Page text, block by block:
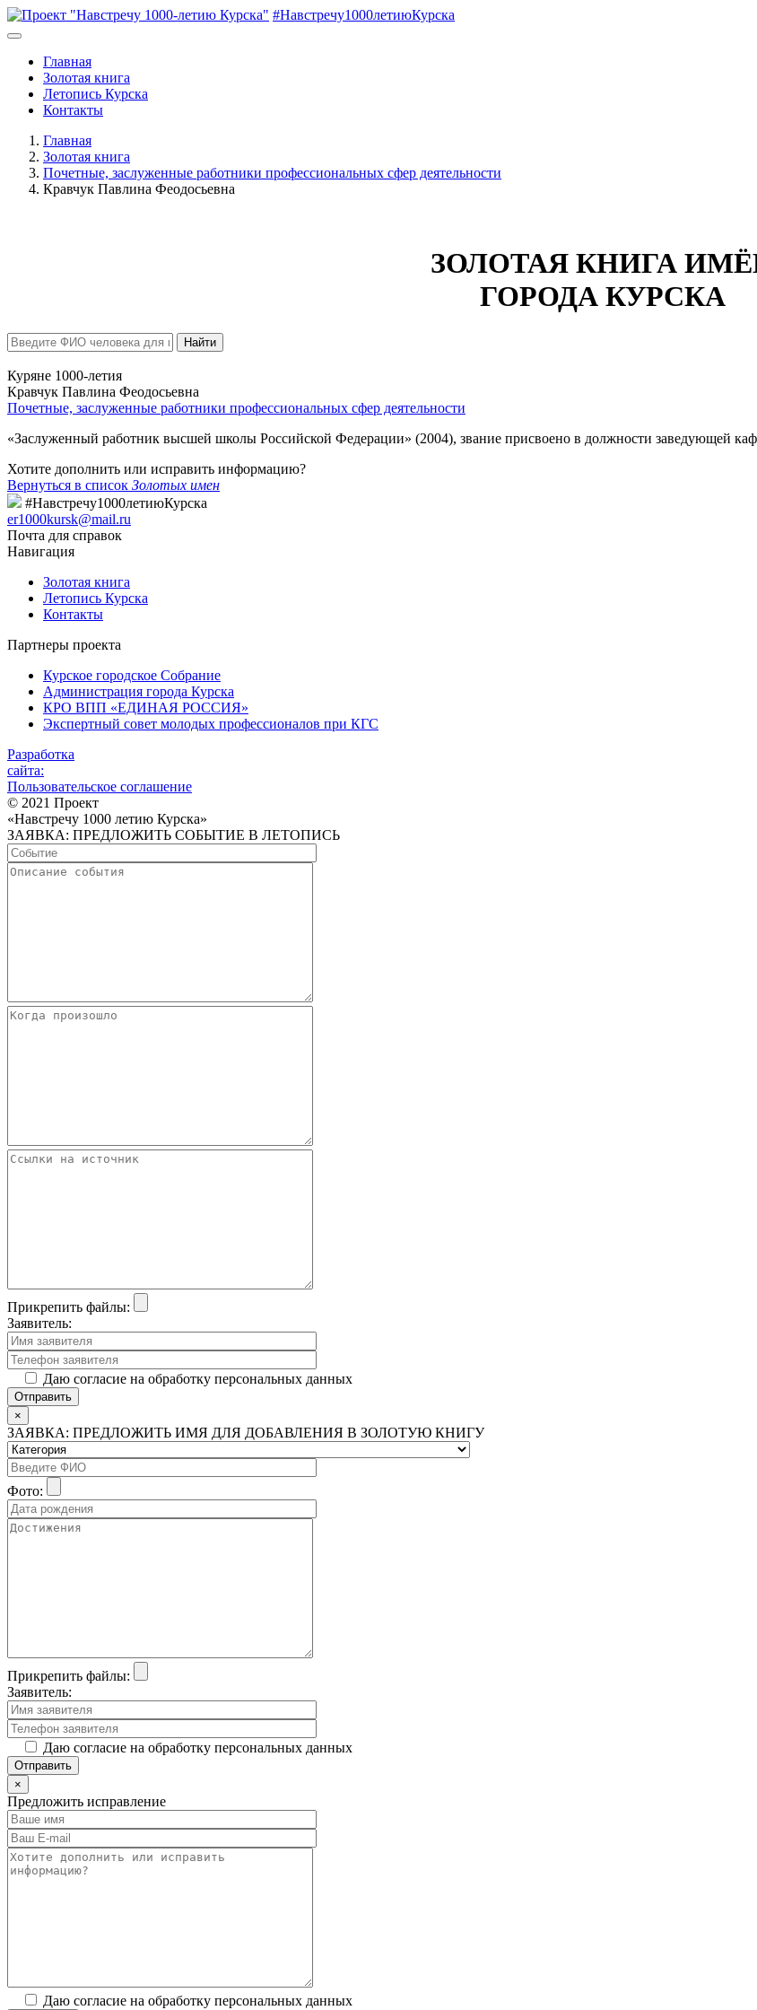
#Навстречу1000летиюКурска
Главная
Золотая книга
Летопись Курска
Контакты
Главная
Золотая книга
Почетные, заслуженные работники профессиональных сфер деятельности
Кравчук Павлина Феодосьевна
ЗОЛОТАЯ КНИГА
ГОРОДА КУРСКА
Найти
Куряне 1000-летия
Кравчук Павлина Феодосьевна
Почетные, заслуженные работники профессиональных сфер деятельности
«Заслуженный работник высшей школы Российской Федерации» (2004), звание присвоено в должности заведующей
Хотите дополнить или исправить информацию?
Вернуться в список Золотых имен
#Навстречу1000летиюКурска
er1000kursk@mail.ru
Почта для справок
Навигация
Золотая книга
Летопись Курска
Контакты
Партнеры проекта
Курское городское Собрание
Администрация города Курска
КРО ВПП «ЕДИНАЯ РОССИЯ»
Экспертный совет молодых профессионалов при КГС
Разработка
сайта:
Пользовательское соглашение
© 2021 Проект
«Навстречу 1000 летию Курска»
ЗАЯВКА: ПРЕДЛОЖИТЬ СОБЫТИЕ В ЛЕТОПИСЬ
Прикрепить файлы:
Заявитель:
Даю согласие на обработку персональных данных
×
ЗАЯВКА: ПРЕДЛОЖИТЬ ИМЯ ДЛЯ ДОБАВЛЕНИЯ В ЗОЛОТУЮ КНИГУ
Фото:
Прикрепить файлы:
Заявитель:
Даю согласие на обработку персональных данных
×
Предложить исправление
Даю согласие на обработку персональных данных